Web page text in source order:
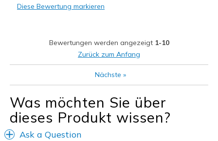
Travel
Sizing
Feels half size too big
Diese Bewertung markieren
Bewertungen werden angezeigt 1-10
Zurück zum Anfang
Nächste »
Was möchten Sie über
dieses Produkt wissen?
Ask a Question